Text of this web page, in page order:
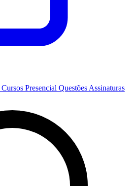
Cursos Presencial Questões Assinaturas